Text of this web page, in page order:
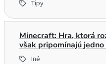
Tipy
Minecraft: Hra, ktorá
však pripomínajú
Iné